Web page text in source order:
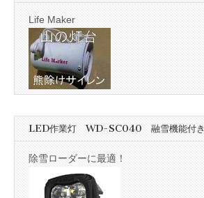
Life Maker
LED作業灯 WD-SC040 融雪機能付き
除雪ローダーに最適！